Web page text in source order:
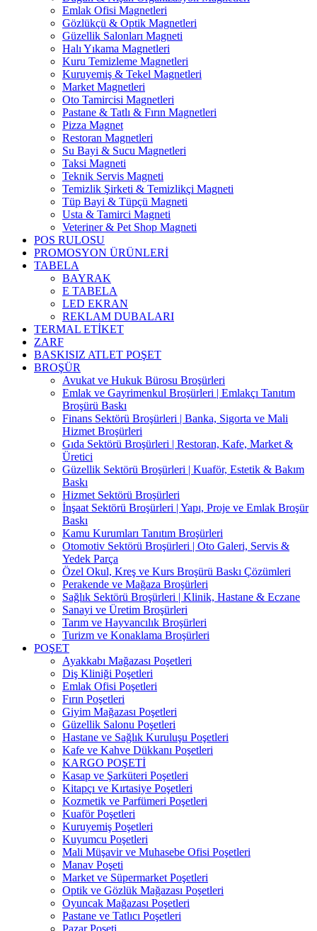
Emlak Ofisi Magnetleri
Gözlükçü & Optik Magnetleri
Güzellik Salonları Magneti
Halı Yıkama Magnetleri
Kuru Temizleme Magnetleri
Kuruyemiş & Tekel Magnetleri
Market Magnetleri
Oto Tamircisi Magnetleri
Pastane & Tatlı & Fırın Magnetleri
Pizza Magnet
Restoran Magnetleri
Su Bayi & Sucu Magnetleri
Taksi Magneti
Teknik Servis Magneti
Temizlik Şirketi & Temizlikçi Magneti
Tüp Bayi & Tüpçü Magneti
Usta & Tamirci Magneti
Veteriner & Pet Shop Magneti
POS RULOSU
PROMOSYON ÜRÜNLERİ
TABELA
BAYRAK
E TABELA
LED EKRAN
REKLAM DUBALARI
TERMAL ETİKET
ZARF
BASKISIZ ATLET POŞET
BROŞÜR
Avukat ve Hukuk Bürosu Broşürleri
Emlak ve Gayrimenkul Broşürleri | Emlakçı Tanıtım
Broşürü Baskı
Finans Sektörü Broşürleri | Banka, Sigorta ve Mali
Hizmet Broşürleri
Gıda Sektörü Broşürleri | Restoran, Kafe, Market &
Üretici
Güzellik Sektörü Broşürleri | Kuaför, Estetik & Bakım
Baskı
Hizmet Sektörü Broşürleri
İnşaat Sektörü Broşürleri | Yapı, Proje ve Emlak Broşür
Baskı
Kamu Kurumları Tanıtım Broşürleri
Otomotiv Sektörü Broşürleri | Oto Galeri, Servis &
Yedek Parça
Özel Okul, Kreş ve Kurs Broşürü Baskı Çözümleri
Perakende ve Mağaza Broşürleri
Sağlık Sektörü Broşürleri | Klinik, Hastane & Eczane
Sanayi ve Üretim Broşürleri
Tarım ve Hayvancılık Broşürleri
Turizm ve Konaklama Broşürleri
POŞET
Ayakkabı Mağazası Poşetleri
Diş Kliniği Poşetleri
Emlak Ofisi Poşetleri
Fırın Poşetleri
Giyim Mağazası Poşetleri
Güzellik Salonu Poşetleri
Hastane ve Sağlık Kuruluşu Poşetleri
Kafe ve Kahve Dükkanı Poşetleri
KARGO POŞETİ
Kasap ve Şarküteri Poşetleri
Kitapçı ve Kırtasiye Poşetleri
Kozmetik ve Parfümeri Poşetleri
Kuaför Poşetleri
Kuruyemiş Poşetleri
Kuyumcu Poşetleri
Mali Müşavir ve Muhasebe Ofisi Poşetleri
Manav Poşeti
Market ve Süpermarket Poşetleri
Optik ve Gözlük Mağazası Poşetleri
Oyuncak Mağazası Poşetleri
Pastane ve Tatlıcı Poşetleri
Pazar Poşeti